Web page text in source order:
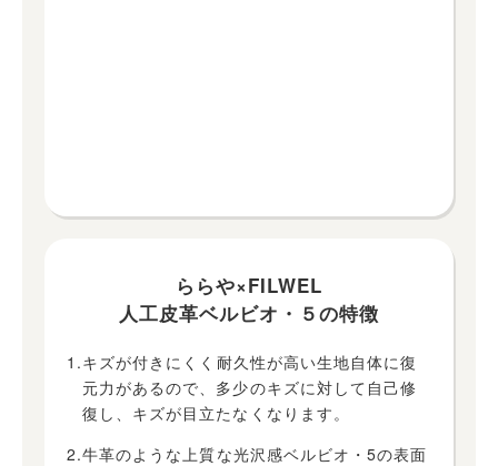
ららや×FILWEL
人工皮革ベルビオ・５の特徴
1.キズが付きにくく耐久性が高い生地自体に復
元力があるので、多少のキズに対して自己修
復し、キズが目立たなくなります。
2.牛革のような上質な光沢感ベルビオ・5の表面